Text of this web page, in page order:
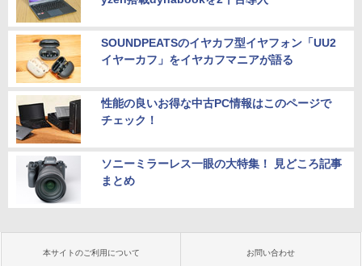
SOUNDPEATSのイヤカフ型イヤフォン「UU2
イヤーカフ」をイヤカフマニアが語る
性能の良いお得な中古PC情報はこのページで
チェック！
ソニーミラーレス一眼の大特集！ 見どころ記事
まとめ
本サイトのご利用について お問い合わせ